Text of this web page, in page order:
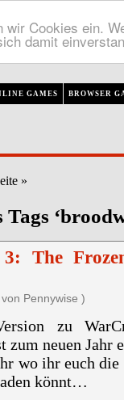
Cookies ein.
damit
GAMES BROWSER
»
The
Pennywise )
zu
zum neuen Jahr
wo ihr euch die
könnt…